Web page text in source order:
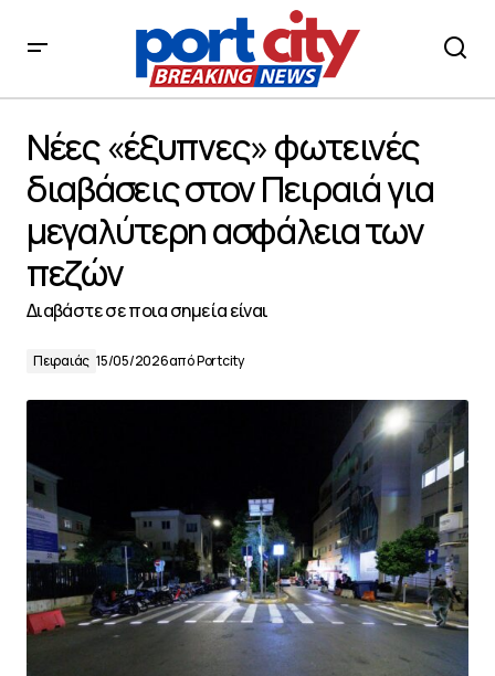
μεγαλύτερη ασφάλεια των πεζών
Νέες «έξυπνες» φωτεινές
διαβάσεις στον Πειραιά για
μεγαλύτερη ασφάλεια των
πεζών
Διαβάστε σε ποια σημεία είναι
Πειραιάς 15/05/2026απόPortcity